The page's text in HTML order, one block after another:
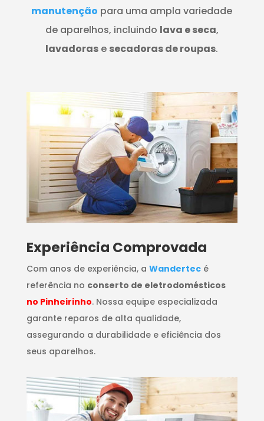
manutenção para uma ampla variedade
de aparelhos, incluindo lava e seca,
lavadoras e secadoras de roupas.
​Experiência Comprovada
Com anos de experiência, a Wandertecé
referência no conserto de eletrodomésticos
no Pinheirinho. Nossa equipe especializada
garante reparos de alta qualidade,
assegurando a durabilidade e eficiência dos
seus aparelhos.